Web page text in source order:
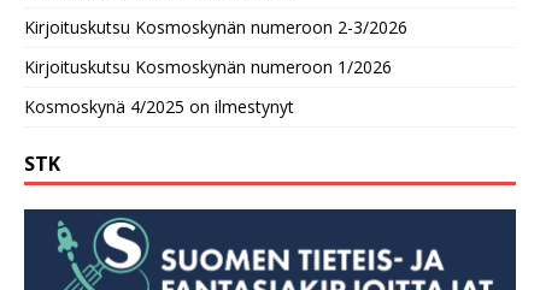
Kirjoituskutsu Kosmoskynän numeroon 2-3/2026
Kirjoituskutsu Kosmoskynän numeroon 1/2026
Kosmoskynä 4/2025 on ilmestynyt
STK